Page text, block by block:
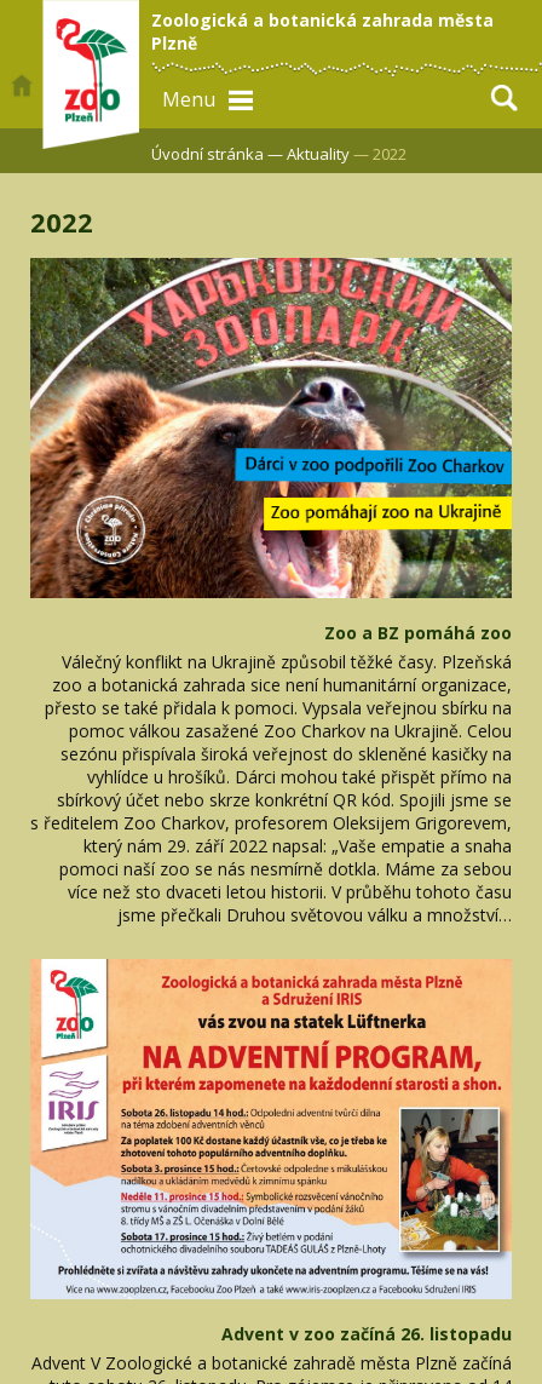
Zoologická a botanická zahrada města
Plzně
Menu
Úvodní stránka —Aktuality— 2022
2022
Zoo a BZ pomáhá zoo
Válečný konflikt na Ukrajině způsobil těžké časy. Plzeňská
zoo a botanická zahrada sice není humanitární organizace,
přesto se také přidala k pomoci. Vypsala veřejnou sbírku na
pomoc válkou zasažené Zoo Charkov na Ukrajině. Celou
sezónu přispívala široká veřejnost do skleněné kasičky na
vyhlídce u hrošíků. Dárci mohou také přispět přímo na
sbírkový účet nebo skrze konkrétní QR kód. Spojili jsme se
s ředitelem Zoo Charkov, profesorem Oleksijem Grigorevem,
který nám 29. září 2022 napsal: „Vaše empatie a snaha
pomoci naší zoo se nás nesmírně dotkla. Máme za sebou
více než sto dvaceti letou historii. V průběhu tohoto času
jsme přečkali Druhou světovou válku a množství…
Advent v zoo začíná 26. listopadu
Advent V Zoologické a botanické zahradě města Plzně začíná